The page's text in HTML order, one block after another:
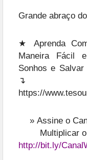
Grande abraço
★ Aprenda
Maneira Fácil
Sonhos e Salvar
↴
https://
» Assine o
Multiplicar
http://bit.ly/